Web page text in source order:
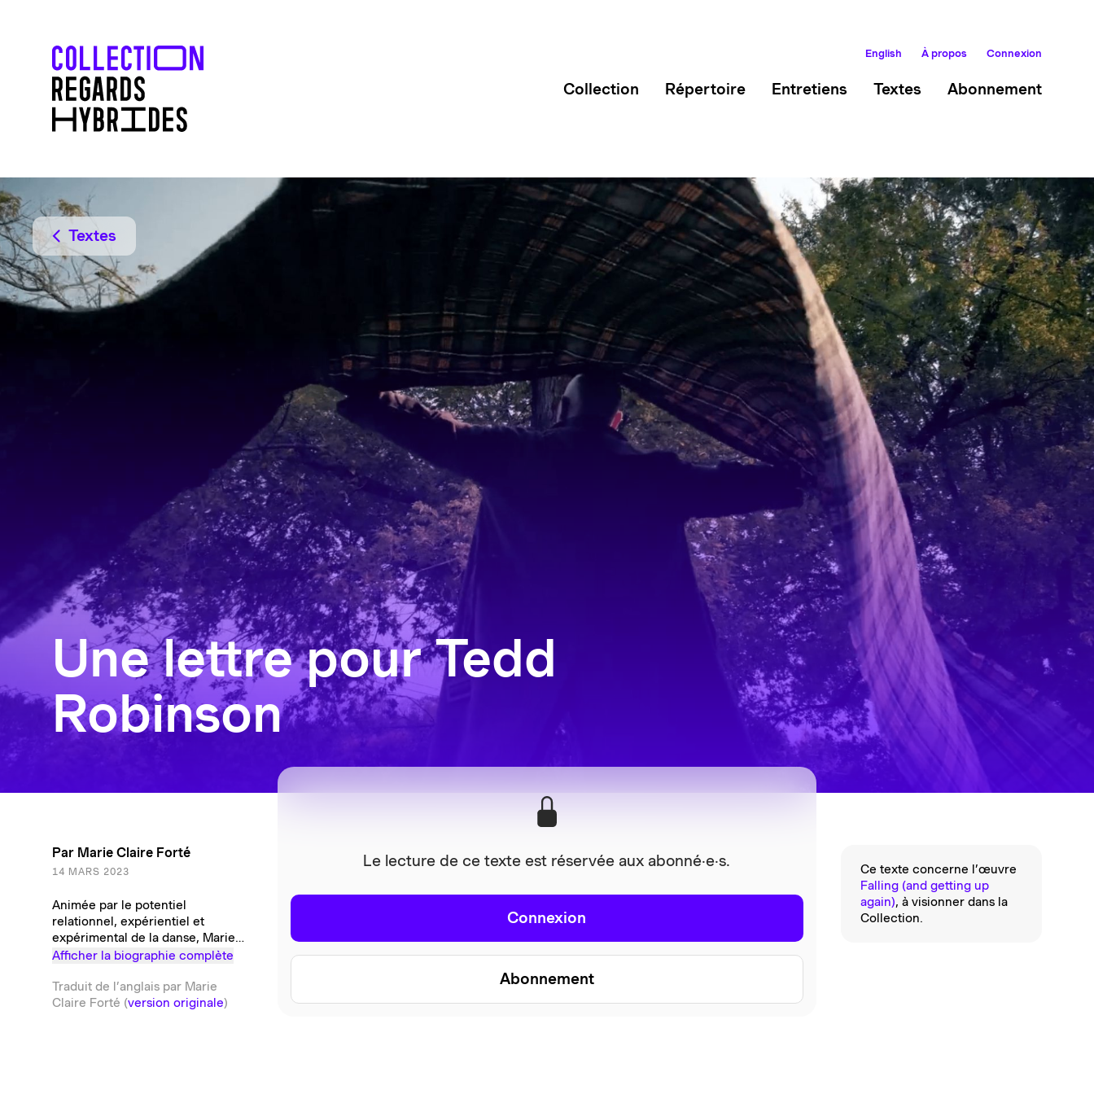
English À propos Connexion
Collection Répertoire Entretiens Textes Abonnement
Textes
Une lettre pour Tedd
Robinson
Par Marie Claire Forté
14 MARS 2023
Animée par le potentiel
relationnel, expérientiel et
expérimental de la danse, Marie
Claire Forté danse, chorégraphie,
la mère d’Imogen Keith, qui
l’enchante, lui apprend et la
Afficher la biographie complète
Traduit de l’anglais par Marie
Claire Forté (version originale)
Le lecture de ce texte est réservée aux abonné·e·s.
Connexion
Abonnement
Ce texte concerne l’œuvre
Falling (and getting up
again), à visionner dans la
Collection.